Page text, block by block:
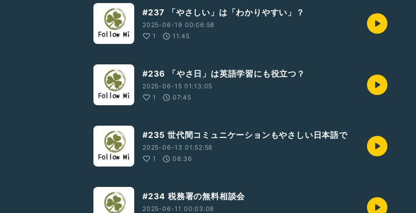
#237 「やさしい」は「わかりやすい」？
2025-06-19 00:06:58
1
11:45
#236 「やさ日」は英語学習にも役立つ？
2025-06-15 01:13:05
1
07:45
#235 世代間コミュニケーションもやさしい日本語で
2025-06-13 01:52:58
1
08:36
#234 税務署の無料相談会
2025-06-11 00:03:08